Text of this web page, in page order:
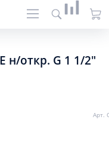
н/откр. G 1 1/2"
Арт.